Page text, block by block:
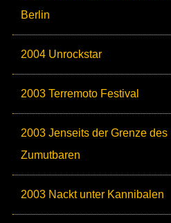
Berlin
2004 Unrockstar
2003 Terremoto Festival
2003 Jenseits der Grenze des
Zumutbaren
2003 Nackt unter Kannibalen